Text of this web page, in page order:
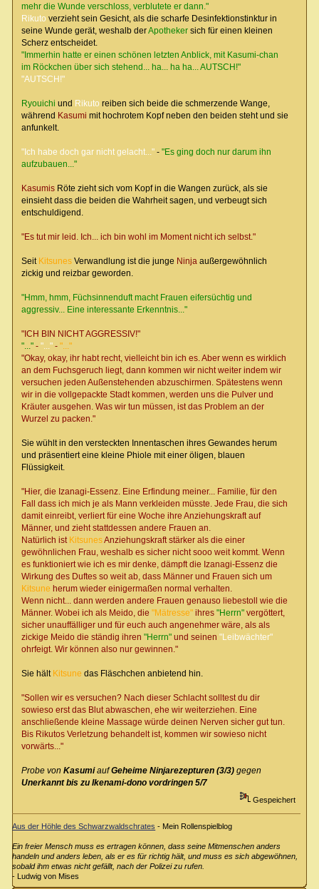
mehr die Wunde verschloss, verblutete er dann."
Rikuto verzieht sein Gesicht, als die scharfe Desinfektionstinktur in
seine Wunde gerät, weshalb derApothekersich für einen kleinen
Scherz entscheidet.
"Immerhin hatte er einen schönen letzten Anblick, mit Kasumi-chan
im Röckchen über sich stehend... ha... ha ha... AUTSCH!"
"AUTSCH!"
Ryouichi und Rikuto reiben sich beide die schmerzende Wange,
während Kasumi mit hochrotem Kopf neben den beiden steht und sie
anfunkelt.
"Ich habe doch gar nicht gelacht..."- "Es ging doch nur darum ihn
aufzubauen..."
KasumisRöte zieht sich vom Kopf in die Wangen zurück, als sie
einsieht dass die beiden die Wahrheit sagen, und verbeugt sich
entschuldigend.
"Es tut mir leid. Ich... ich bin wohl im Moment nicht ich selbst."
Seit KitsunesVerwandlung ist die junge Ninja außergewöhnlich
zickig und reizbar geworden.
"Hmm, hmm, Füchsinnenduft macht Frauen eifersüchtig und
aggressiv... Eine interessante Erkenntnis..."
"ICH BIN NICHT AGGRESSIV!"
"..."- "..."- "..."
"Okay, okay, ihr habt recht, vielleicht bin ich es. Aber wenn es wirklich
an dem Fuchsgeruch liegt, dann kommen wir nicht weiter indem wir
versuchen jeden Außenstehenden abzuschirmen. Spätestens wenn
wir in die vollgepackte Stadt kommen, werden uns die Pulver und
Kräuter ausgehen. Was wir tun müssen, ist das Problem an der
Wurzel zu packen."
Sie wühlt in den versteckten Innentaschen ihres Gewandes herum
und präsentiert eine kleine Phiole mit einer öligen, blauen
Flüssigkeit.
"Hier, die Izanagi-Essenz. Eine Erfindung meiner... Familie, für den
Fall dass ich mich je als Mann verkleiden müsste. Jede Frau, die sich
damit einreibt, verliert für eine Woche ihre Anziehungskraft auf
Männer, und zieht stattdessen andere Frauen an.
Natürlich ist KitsunesAnziehungskraft stärker als die einer
gewöhnlichen Frau, weshalb es sicher nicht sooo weit kommt. Wenn
es funktioniert wie ich es mir denke, dämpft die Izanagi-Essenz die
Wirkung des Duftes so weit ab, dass Männer und Frauen sich um
Kitsune herum wieder einigermaßen normal verhalten.
Wenn nicht... dann werden andere Frauen genauso liebestoll wie die
Männer. Wobei ich als Meido, die "Mätresse"ihres "Herrn"vergöttert,
sicher unauffälliger und für euch auch angenehmer wäre, als als
zickige Meido die ständig ihren "Herrn"und seinen "Leibwächter"
ohrfeigt. Wir können also nur gewinnen."
Sie hält Kitsune das Fläschchen anbietend hin.
"Sollen wir es versuchen? Nach dieser Schlacht solltest du dir
sowieso erst das Blut abwaschen, ehe wir weiterziehen. Eine
anschließende kleine Massage würde deinen Nerven sicher gut tun.
Bis Rikutos Verletzung behandelt ist, kommen wir sowieso nicht
vorwärts..."
Probe von KasumiaufGeheime Ninjarezepturen (3/3)gegen
Unerkannt bis zu Ikenami-dono vordringen 5/7
Gespeichert
Aus der Höhle des Schwarzwaldschrates - Mein Rollenspielblog
Ein freier Mensch muss es ertragen können, dass seine Mitmenschen anders
handeln und anders leben, als er es für richtig hält, und muss es sich abgewöhnen,
sobald ihm etwas nicht gefällt, nach der Polizei zu rufen.
- Ludwig von Mises